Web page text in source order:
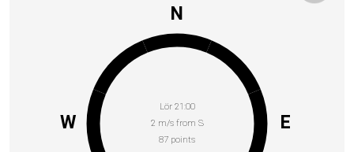
Lör 21:00
2 m/s from S
87 points
N
E
W